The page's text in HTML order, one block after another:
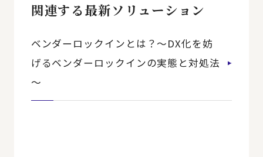
関連する最新ソリューション
ベンダーロックインとは？～DX化を妨
げるベンダーロックインの実態と対処法
～